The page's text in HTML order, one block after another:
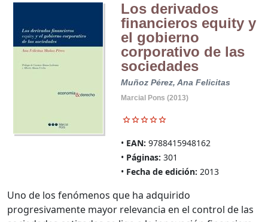
Los derivados
financieros equity y
el gobierno
corporativo de las
sociedades
Muñoz Pérez, Ana Felicitas
Marcial Pons (2013)
EAN: 9788415948162
Páginas: 301
Fecha de edición: 2013
Uno de los fenómenos que ha adquirido
progresivamente mayor relevancia en el control de las